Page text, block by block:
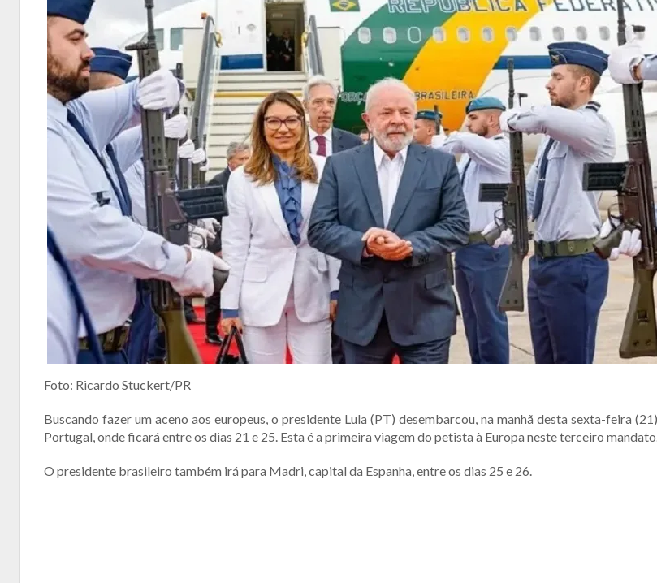
Foto: Ricardo Stuckert/PR
Buscando fazer um aceno aos europeus, o presidente Lula (PT) desembarcou, na manhã desta sexta-feira
Portugal, onde ficará entre os dias 21 e 25. Esta é a primeira viagem do petista à Europa neste terceiro
O presidente brasileiro também irá para Madri, capital da Espanha, entre os dias 25 e 26.